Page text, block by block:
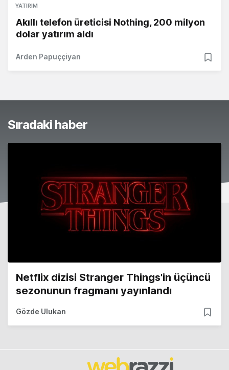
YATIRIM
Akıllı telefon üreticisi Nothing, 200 milyon
dolar yatırım aldı
Arden Papuççiyan
Sıradaki haber
Netflix dizisi Stranger Things'in üçüncü
sezonunun fragmanı yayınlandı
Gözde Ulukan